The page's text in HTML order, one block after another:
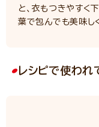
と、衣もつきやすく
葉で包んでも美味し
レシピで使わ